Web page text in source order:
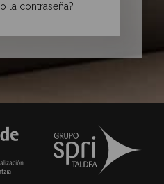
la contraseña?